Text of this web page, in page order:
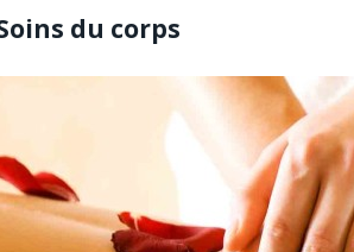
du corps